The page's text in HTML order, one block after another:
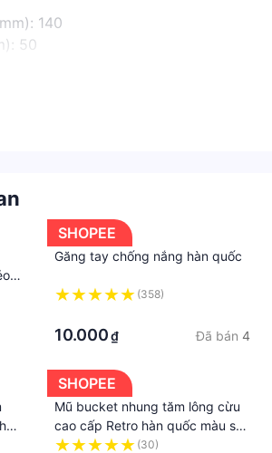
140
50
bạn có thể cho tôi 5 sao, tôi sẽ
quyết những rắc rối của bạn, cảm
SHOPEE
Găng tay chống nắng hàn quốc
(358)
10.000₫ Đã bán 4
SHOPEE
Mũ bucket nhung tăm lông cừu
cao cấp Retro hàn quốc màu sắc
hotrend 2023 logo chữ D đội
(30)